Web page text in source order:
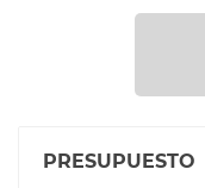
PRESUPUESTO